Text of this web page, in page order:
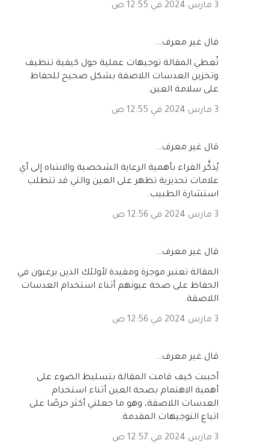
3 مارس 2024 في 12:55 ص
‏قال غير معرف…
تُعطي المقالة توجيهات عملية حول كيفية تنظيف
وتخزين العدسات اللاصقة بشكل صحيح للحفاظ
على سلامة العين.
3 مارس 2024 في 12:55 ص
‏قال غير معرف…
يُذكَّر القراء بأهمية الرعاية الشخصية والانتباه إلى أي
علامات تحذيرية تظهر على العين والتي قد تتطلب
استشارة الطبيب.
3 مارس 2024 في 12:56 ص
‏قال غير معرف…
المقالة تعتبر موجزة ومفيدة لأولئك الذين يرغبون في
الحفاظ على صحة عيونهم أثناء استخدام العدسات
اللاصقة.
3 مارس 2024 في 12:56 ص
‏قال غير معرف…
أحببت كيف قامت المقالة بتسليط الضوء على
أهمية الاهتمام بصحة العين أثناء استخدام
العدسات اللاصقة، وهو ما جعلني أكثر حرصًا على
اتباع التوجيهات المقدمة.
3 مارس 2024 في 12:57 ص